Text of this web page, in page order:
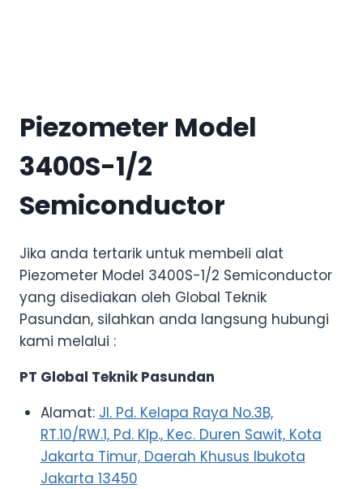
Piezometer Model
3400S-1/2
Semiconductor
Jika anda tertarik untuk membeli alat
Piezometer Model 3400S-1/2 Semiconductor
yang disediakan oleh Global Teknik
Pasundan, silahkan anda langsung hubungi
kami melalui :
PT Global Teknik Pasundan
Alamat: Jl. Pd. Kelapa Raya No.3B,
RT.10/RW.1, Pd. Klp., Kec. Duren Sawit, Kota
Jakarta Timur, Daerah Khusus Ibukota
Jakarta 13450